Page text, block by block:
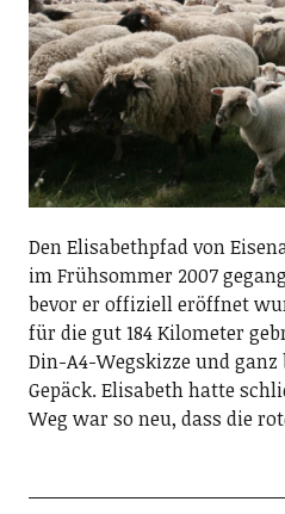
Den Elisabethpfad von
im Frühsommer 2007
bevor er offiziell eröffnet
für die gut 184 Kilometer
Din-A4-Wegskizze und
Gepäck. Elisabeth hatte
Weg war so neu, dass die